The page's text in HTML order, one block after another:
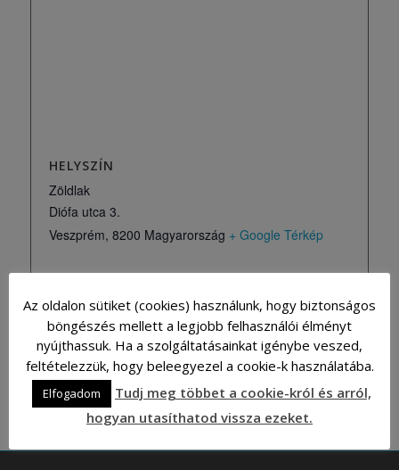
HELYSZÍN
Zöldlak
Diófa utca 3.
Veszprém, 8200 Magyarország + Google Térkép
Hozzáadom a naptáramhoz
Az oldalon sütiket (cookies) használunk, hogy biztonságos
böngészés mellett a legjobb felhasználói élményt
nyújthassuk. Ha a szolgáltatásainkat igénybe veszed,
feltételezzük, hogy beleegyezel a cookie-k használatába.
Elfogadom
Tudj meg többet a cookie-król és arról,
hogyan utasíthatod vissza ezeket.